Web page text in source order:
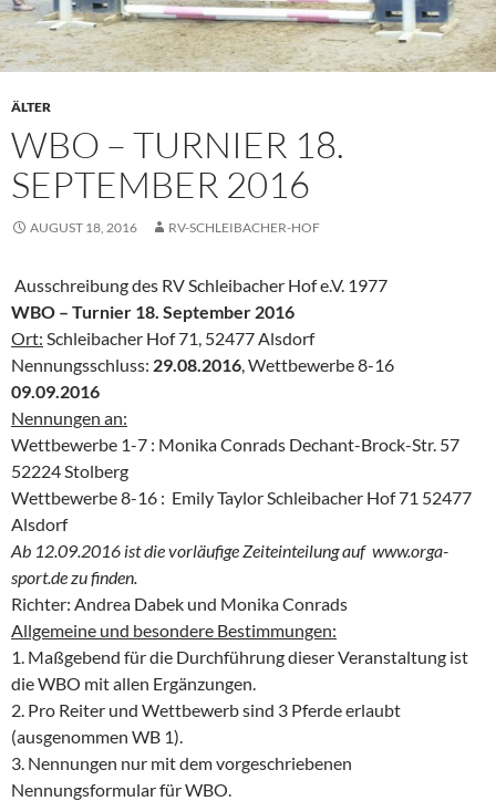
ÄLTER
WBO – TURNIER 18.
SEPTEMBER 2016
AUGUST 18, 2016 RV-SCHLEIBACHER-HOF
Ausschreibung des RV Schleibacher Hof e.V. 1977
WBO – Turnier 18. September 2016
Ort: Schleibacher Hof 71, 52477 Alsdorf
Nennungsschluss: 29.08.2016, Wettbewerbe 8-16
09.09.2016
Nennungen an:
Wettbewerbe 1-7 : Monika Conrads Dechant-Brock-Str. 57
52224 Stolberg
Wettbewerbe 8-16 : Emily Taylor Schleibacher Hof 71 52477
Alsdorf
Ab 12.09.2016 ist die vorläufige Zeiteinteilung auf www.orga-
sport.de zu finden.
Richter: Andrea Dabek und Monika Conrads
Allgemeine und besondere Bestimmungen:
1. Maßgebend für die Durchführung dieser Veranstaltung ist
die WBO mit allen Ergänzungen.
2. Pro Reiter und Wettbewerb sind 3 Pferde erlaubt
(ausgenommen WB 1).
3. Nennungen nur mit dem vorgeschriebenen
Nennungsformular für WBO.